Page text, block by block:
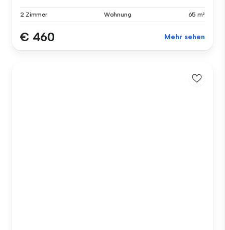
2 Zimmer Wohnung 65 m²
€ 460 Mehr sehen